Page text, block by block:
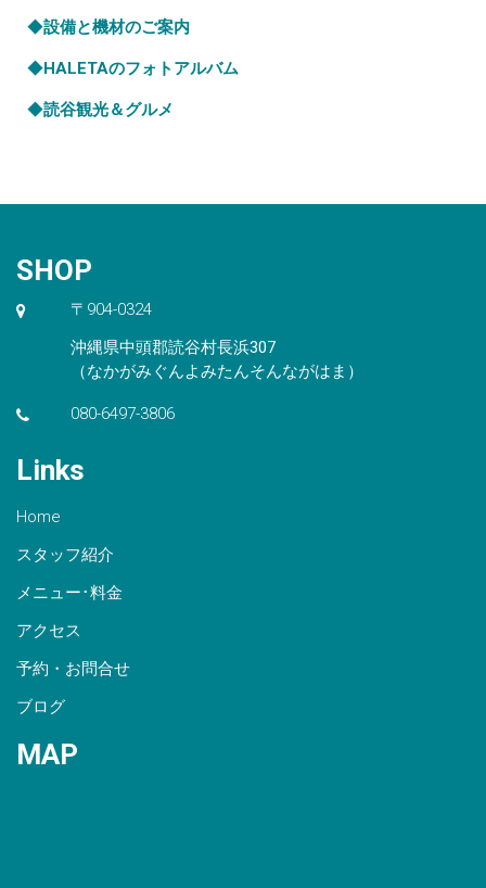
◆設備と機材のご案内
◆HALETAのフォトアルバム
◆読谷観光＆グルメ
SHOP
〒904-0324
沖縄県中頭郡読谷村長浜307
（なかがみぐんよみたんそんながはま）
080-6497-3806
Links
Home
スタッフ紹介
メニュー･料金
アクセス
予約・お問合せ
ブログ
MAP